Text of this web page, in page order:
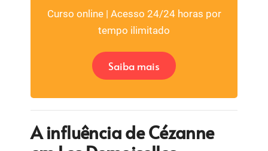
Curso online | Acesso 24/24 horas por
tempo ilimitado
Saiba mais
A influência de Cézanne